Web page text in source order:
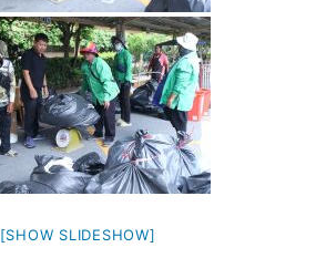
[SHOW SLIDESHOW]